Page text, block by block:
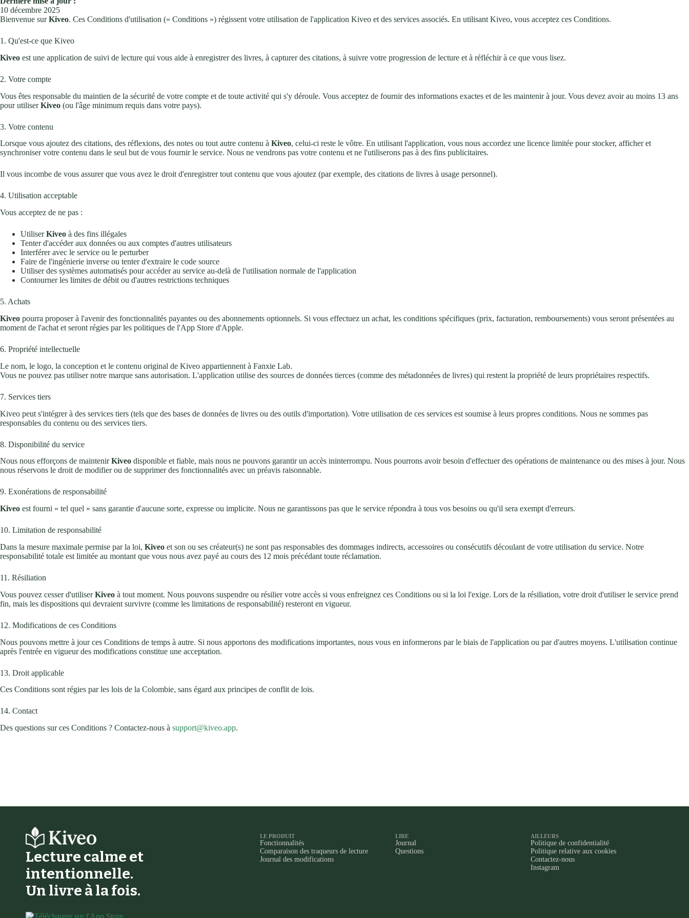
10 décembre 2025
Bienvenue surKiveo. Ces Conditions d'utilisation (« Conditions ») régissent votre utilisation de l'application Kiveo et des services associés. En utilisant Kiveo, vous acceptez ces Conditions.
1. Qu'est-ce que Kiveo
Kiveo est une application de suivi de lecture qui vous aide à enregistrer des livres, à capturer des citations, à suivre votre progression de lecture et à réfléchir à ce que vous lisez.
2. Votre compte
Vous êtes responsable du maintien de la sécurité de votre compte et de toute activité qui s'y déroule. Vous acceptez de fournir des informations exactes et de les maintenir à jour. Vous devez avoir au moins 13 ans
pour utiliserKiveo (ou l'âge minimum requis dans votre pays).
3. Votre contenu
Lorsque vous ajoutez des citations, des réflexions, des notes ou tout autre contenu à Kiveo, celui-ci reste le vôtre. En utilisant l'application, vous nous accordez une licence limitée pour stocker, afficher et
synchroniser votre contenu dans le seul but de vous fournir le service. Nous ne vendrons pas votre contenu et ne l'utiliserons pas à des fins publicitaires.
Il vous incombe de vous assurer que vous avez le droit d'enregistrer tout contenu que vous ajoutez (par exemple, des citations de livres à usage personnel).
4. Utilisation acceptable
Vous acceptez de ne pas :
UtiliserKiveo à des fins illégales
Tenter d'accéder aux données ou aux comptes d'autres utilisateurs
Interférer avec le service ou le perturber
Faire de l'ingénierie inverse ou tenter d'extraire le code source
Utiliser des systèmes automatisés pour accéder au service au-delà de l'utilisation normale de l'application
Contourner les limites de débit ou d'autres restrictions techniques
5. Achats
Kiveo pourra proposer à l'avenir des fonctionnalités payantes ou des abonnements optionnels. Si vous effectuez un achat, les conditions spécifiques (prix, facturation, remboursements) vous seront présentées au
moment de l'achat et seront régies par les politiques de l'App Store d'Apple.
6. Propriété intellectuelle
Le nom, le logo, la conception et le contenu original de Kiveo appartiennent à Fanxie Lab.
Vous ne pouvez pas utiliser notre marque sans autorisation. L'application utilise des sources de données tierces (comme des métadonnées de livres) qui restent la propriété de leurs propriétaires respectifs.
7. Services tiers
Kiveo peut s'intégrer à des services tiers (tels que des bases de données de livres ou des outils d'importation). Votre utilisation de ces services est soumise à leurs propres conditions. Nous ne sommes pas
responsables du contenu ou des services tiers.
8. Disponibilité du service
Nous nous efforçons de maintenirKiveo disponible et fiable, mais nous ne pouvons garantir un accès ininterrompu. Nous pourrons avoir besoin d'effectuer des opérations de maintenance ou des mises à jour. Nous
nous réservons le droit de modifier ou de supprimer des fonctionnalités avec un préavis raisonnable.
9. Exonérations de responsabilité
Kiveo est fourni « tel quel » sans garantie d'aucune sorte, expresse ou implicite. Nous ne garantissons pas que le service répondra à tous vos besoins ou qu'il sera exempt d'erreurs.
10. Limitation de responsabilité
Dans la mesure maximale permise par la loi, Kiveo et son ou ses créateur(s) ne sont pas responsables des dommages indirects, accessoires ou consécutifs découlant de votre utilisation du service. Notre
responsabilité totale est limitée au montant que vous nous avez payé au cours des 12 mois précédant toute réclamation.
11. Résiliation
Vous pouvez cesser d'utiliserKiveo à tout moment. Nous pouvons suspendre ou résilier votre accès si vous enfreignez ces Conditions ou si la loi l'exige. Lors de la résiliation, votre droit d'utiliser le service prend
fin, mais les dispositions qui devraient survivre (comme les limitations de responsabilité) resteront en vigueur.
12. Modifications de ces Conditions
Nous pouvons mettre à jour ces Conditions de temps à autre. Si nous apportons des modifications importantes, nous vous en informerons par le biais de l'application ou par d'autres moyens. L'utilisation continue
après l'entrée en vigueur des modifications constitue une acceptation.
13. Droit applicable
Ces Conditions sont régies par les lois de la Colombie, sans égard aux principes de conflit de lois.
14. Contact
Des questions sur ces Conditions ? Contactez-nous à support@kiveo.app.
Lecture calme et
intentionnelle.
Un livre à la fois.
LE PRODUIT
Fonctionnalités
Comparaison des traqueurs de lecture
Journal des modifications
LIRE
Journal
Questions
AILLEURS
Politique de confidentialité
Politique relative aux cookies
Contactez-nous
Instagram